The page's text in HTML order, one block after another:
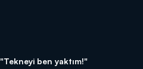
"Tekneyi ben yaktım!"